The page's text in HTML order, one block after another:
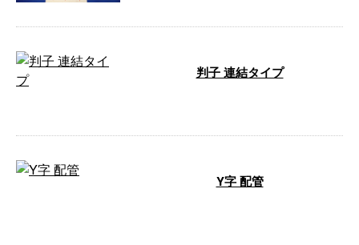
判子 連結タイプ
Y字 配管